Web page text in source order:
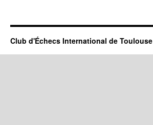
Club d'Échecs International de Toulouse